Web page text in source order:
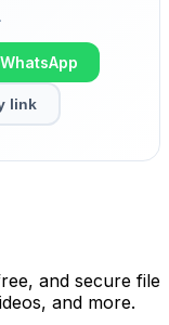
WhatsApp
link
and secure file
and more.